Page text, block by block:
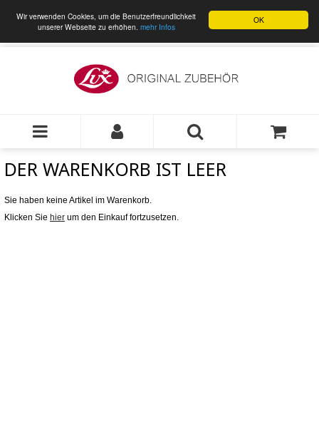
OK
Wir verwenden Cookies, um die Benutzerfreundlichkeit
unserer Webseite zu erhöhen. mehr Infos
DER WARENKORB IST LEER
Sie haben keine Artikel im Warenkorb.
Klicken Sie hier um den Einkauf fortzusetzen.